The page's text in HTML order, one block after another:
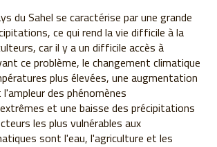
du Sahel se caractérise par une grande
ce qui rend la vie difficile à la
car il y a un difficile accès à
ce problème, le changement climatique
plus élevées, une augmentation
des phénomènes
et une baisse des précipitations
les plus vulnérables aux
sont l'eau, l'agriculture et les